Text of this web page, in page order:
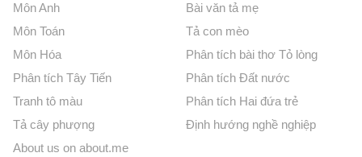
Môn Anh
Môn Toán
Môn Hóa
Phân tích Tây Tiến
Tranh tô màu
Tả cây phượng
About us on about.me
Bài văn tả mẹ
Tả con mèo
Phân tích bài thơ Tỏ lòng
Phân tích Đất nước
Phân tích Hai đứa trẻ
Định hướng nghề nghiệp